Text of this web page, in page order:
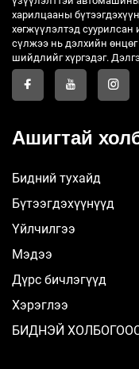
харилцааны
хөгжүүлэлтэд
сүлжээ нь дэлхийн
шийдлийг хүргэдэг.
Ашигтай
Бидний тухайд
Бүтээгдэхүүнүүд
Үйлчилгээ
Мэдээ
Дүрс бичлэгүүд
Хэрэглээ
БИДНЭЙ